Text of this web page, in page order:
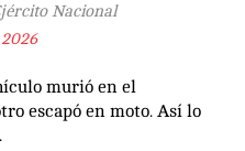
Nacional
2026
murió en el
escapó en moto. Así lo